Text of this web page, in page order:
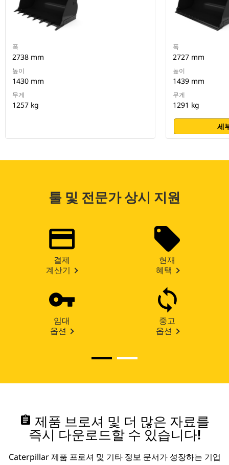
폭
2738 mm
높이
1430 mm
무게
1257 kg
폭
2727 mm
높이
1439 mm
무게
1291 kg
세
툴 및 전문가 상시 지원
결제
계산기
현재
혜택
임대
옵션
중고
옵션
assignment 제품 브로셔 및 더 많은 자료를
즉시 다운로드할 수 있습니다!
Caterpillar 제품 프로셔 및 기타 정보 문서가 성장하는 기업